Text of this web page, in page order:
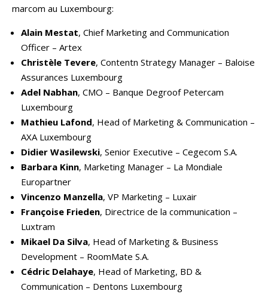
marcom au Luxembourg:
Alain Mestat, Chief Marketing and Communication
Officer – Artex
Christèle Tevere, Contentn Strategy Manager – Baloise
Assurances Luxembourg
Adel Nabhan, CMO – Banque Degroof Petercam
Luxembourg
Mathieu Lafond, Head of Marketing & Communication –
AXA Luxembourg
Didier Wasilewski, Senior Executive – Cegecom S.A.
Barbara Kinn, Marketing Manager – La Mondiale
Europartner
Vincenzo Manzella, VP Marketing – Luxair
Françoise Frieden, Directrice de la communication –
Luxtram
Mikael Da Silva, Head of Marketing & Business
Development – RoomMate S.A.
Cédric Delahaye, Head of Marketing, BD &
Communication – Dentons Luxembourg